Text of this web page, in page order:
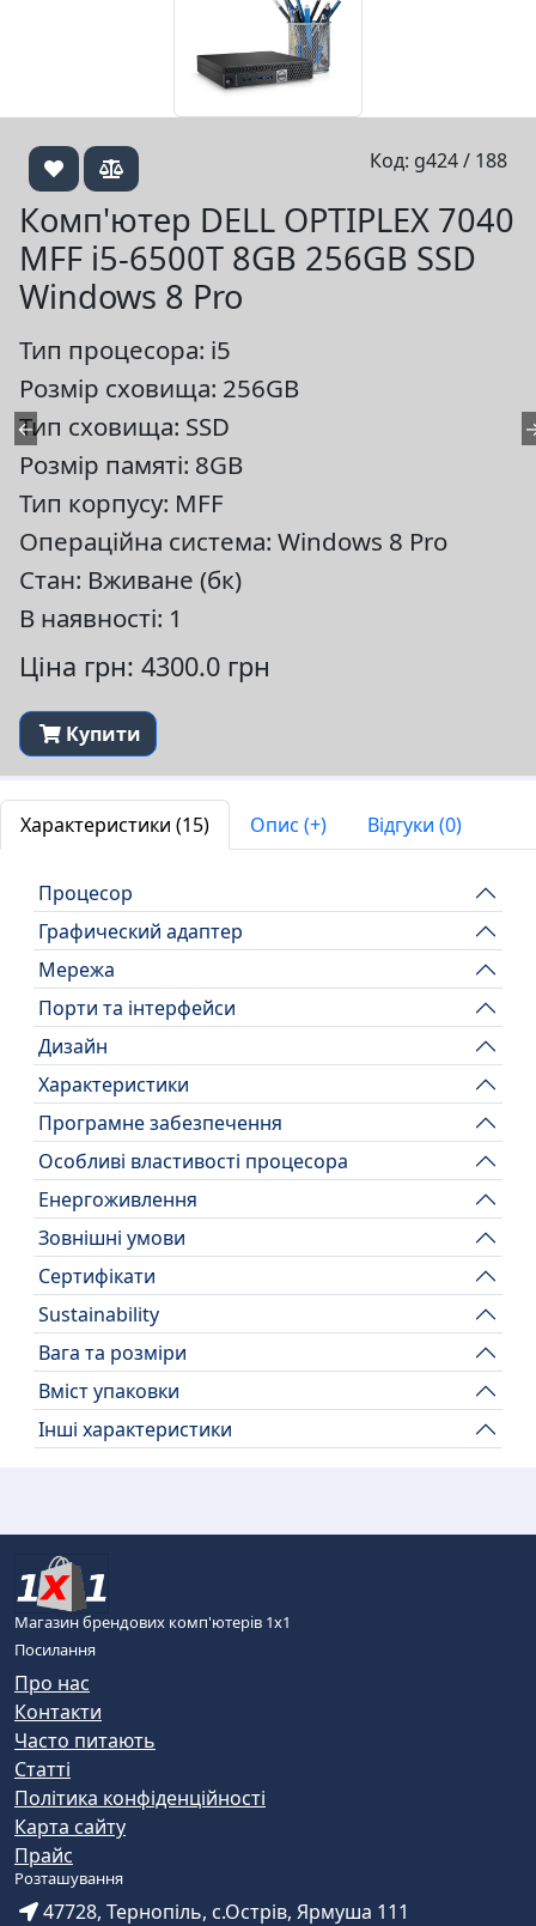
←
Код: g424 / 188
Комп'ютер DELL OPTIPLEX 7040
MFF i5-6500T 8GB 256GB SSD
Windows 8 Pro
Тип процесора: i5
Розмір сховища: 256GB
Тип сховища: SSD
Розмір памяті: 8GB
Тип корпусу: MFF
Операційна система: Windows 8 Pro
Стан: Вживане (бк)
В наявності: 1
Ціна грн: 4300.0 грн
Купити
Характеристики (15) Опис (+) Відгуки (0)
Процесор
Графический адаптер
Мережа
Порти та інтерфейси
Дизайн
Характеристики
Програмне забезпечення
Особливі властивості процесора
Енергоживлення
Зовнішні умови
Сертифікати
Sustainability
Вага та розміри
Вміст упаковки
Інші характеристики
Магазин брендових комп'ютерів 1х1
Посилання
Про нас
Контакти
Часто питають
Статті
Політика конфіденційності
Карта сайту
Прайс
Розташування
47728, Тернопіль, с.Острів, Ярмуша 111